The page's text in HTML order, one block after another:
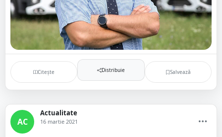
Citește Distribuie Salvează
AC
Actualitate
16 martie 2021